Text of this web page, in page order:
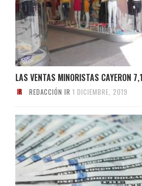
LAS VENTAS MINORISTAS CAYERON
REDACCIÓN IR 1 DICIEMBRE, 2019